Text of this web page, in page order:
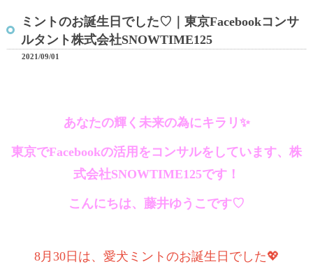
ミントのお誕生日でした♡｜東京Facebookコンサ
ルタント株式会社SNOWTIME125
2021/09/01
あなたの輝く未来の為にキラリ✨
東京でFacebookの活用をコンサルをしています、株
式会社SNOWTIME125です！
こんにちは、藤井ゆうこです♡
8月30日は、愛犬ミントのお誕生日でした💖